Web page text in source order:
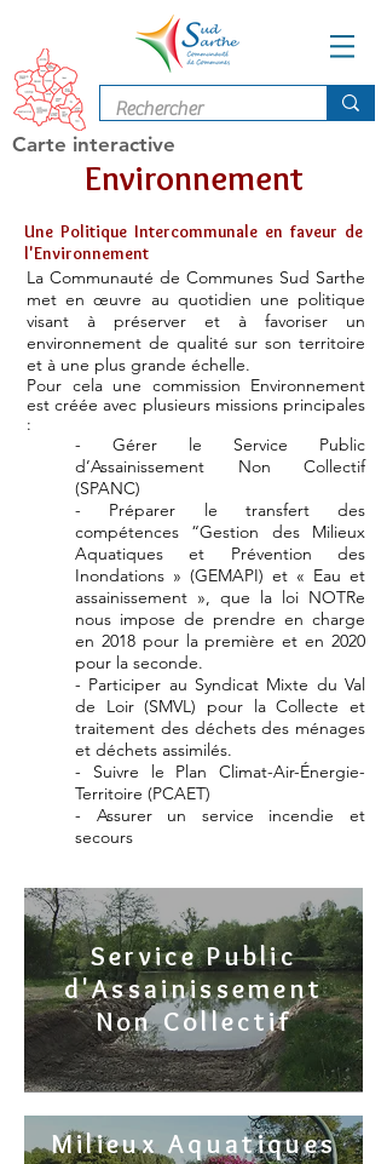
Carte interactive
Environnement
La Communauté de Communes Sud Sarthe
met en œuvre au quotidien une politique
visant à préserver et à favoriser un
environnement de qualité sur son territoire
et à une plus grande échelle.
Pour cela une commission Environnement
est créée avec plusieurs missions principales
:
- Gérer le Service Public
d’Assainissement Non Collectif
(SPANC)
- Préparer le transfert des
compétences “Gestion des Milieux
Aquatiques et Prévention des
Inondations » (GEMAPI) et « Eau et
assainissement », que la loi NOTRe
nous impose de prendre en charge
en 2018 pour la première et en 2020
pour la seconde.
- Participer au Syndicat Mixte du Val
de Loir (SMVL) pour la Collecte et
traitement des déchets des ménages
et déchets assimilés.
- Suivre le Plan Climat-Air-Énergie-
Territoire (PCAET)
- Assurer un service incendie et
secours
Une Politique Intercommunale en faveur de
l'Environnement
Service Public
d'Assainissement
Non Collectif
Milieux Aquatiques